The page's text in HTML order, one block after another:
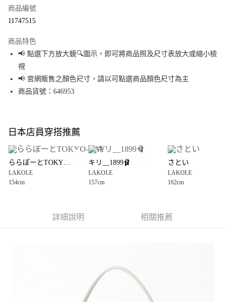
Apple Pay
街口支付
悠遊付
全盈+PAY
大哥付你分期
【大哥付你分期使用說明】
1.本服務由台灣大哥大提供，台灣大哥大用戶可立即使用無須另外申請。
2.付款方式選擇「大哥付你分期」，訂單成立後會自動跳轉到大哥付的交易
3.實際核准額度、可分期數及費用金額請依後續交易確認頁面所載為準。
4.訂單成立30分鐘內，如未前往確認交易或遇審核未通過，訂單將自動取
2.透過簡訊連結打開帳單後，可選擇「超商條碼／台灣大直營門市／銀行轉
帳／街口支付／iPASS MONEY」等通路繳費。
AFTEE先享後付
１．於結帳方式選擇「AFTEE先享後付」後，將跳轉至「AFTEE先享後付」
結帳頁面，進行簡訊認證並確認金額後，即可完成結帳。
２．訂單成立數日內，您將收到繳費通知簡訊。
３．收到繳費通知簡訊後14天內，點擊此簡訊中的連結，可透過四大超商／
每筆NT$80，滿NT$888(含以上)免運費
商品編號
11747515
商品特色
📢 點選下方放大鏡🔍圖示，即可將商品照及尺寸表放大或縮小檢
視
📢 官網販售之顏色尺寸，請以可點選商品顏色尺寸為主
商品貨號：646953
日本店員穿搭推薦
ららぽーとTOKYO-BAY
LAKOLE
154cm
キリ__1899🩰
LAKOLE
157cm
さとい
LAKOLE
162cm
詳細說明 相關推薦